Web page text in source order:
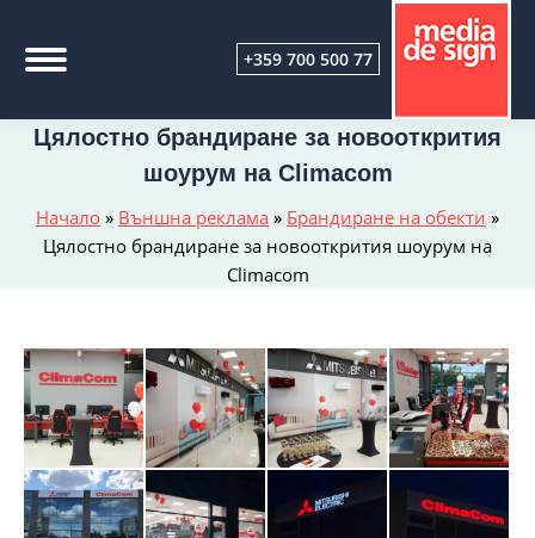
+359 700 500 77
Начало » Външна реклама » Брандиране на обекти »
Цялостно брандиране за новооткрития шоурум на
Climacom
Цялостно брандиране за новооткрития
шоурум на Climacom